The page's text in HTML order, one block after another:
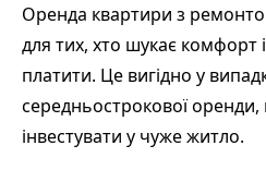
Оренда квартири з
для тих, хто шукає комфорт
платити. Це вигідно у
середньострокової
інвестувати у чуже житло.